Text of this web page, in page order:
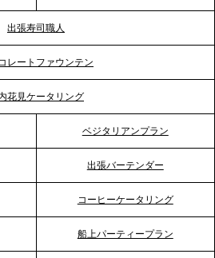
案内｜ケータリングのセカンド
案内｜「温かな食」が会話のス
修で《食体験としてのケータ
出張寿司職人
レートファウンテン
花見ケータリング
ベジタリアンプラン
出張バーテンダー
コーヒーケータリング
船上パーティープラン